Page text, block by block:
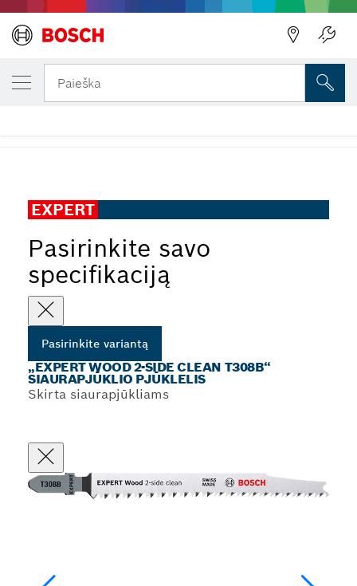
Paieška
EXPERT
Pasirinkite savo
specifikaciją
Pasirinkite variantą
„EXPERT WOOD 2-SIDE CLEAN T308B“
SIAURAPJŪKLIO PJŪKLELIS
Skirta siaurapjūkliams
JŪSŲ PASIRINKTAS VARIANTAS
„EXPERT Wood 2-side clean T308B“
pjūklelis